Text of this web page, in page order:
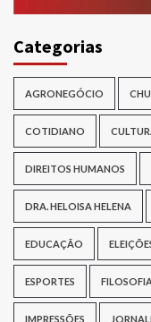
Categorias
AGRONEGÓCIO
COTIDIANO
DIREITOS HUMANOS
DRA. HELOISA HELENA
EDUCAÇÃO
ESPORTES
IMPRESSÕES